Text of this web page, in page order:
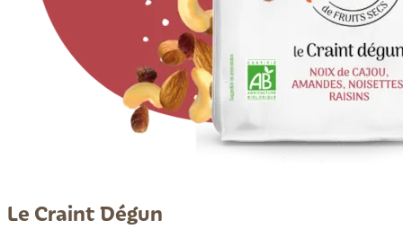
Le Craint Dégun